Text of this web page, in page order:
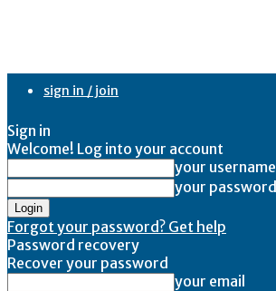
sign in / join
Sign in
Welcome! Log into your account
your username
your password
Forgot your password? Get help
Password recovery
Recover your password
your email